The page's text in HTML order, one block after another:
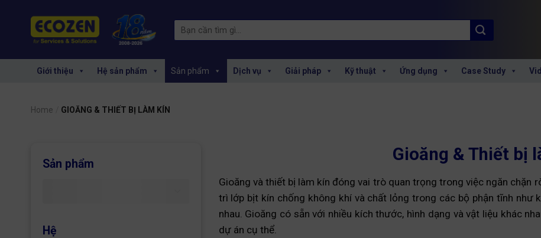
content
Search
for:
Giới thiệu Hệ sản phẩm Sản phẩm Dịch vụ Giải pháp Kỹ thuật Ứng dụng Case Study
Home GIOĂNG & THIẾT BỊ LÀM KÍN
Sản phẩm
Hệ
Gioăng & Thiết bị
Gioăng và thiết bị làm kín đóng vai trò quan trọng trong việc ngăn chặn
trì lớp bịt kín chống không khí và chất lỏng trong các bộ phận tĩnh như
nhau. Gioăng có sẵn với nhiều kích thước, hình dạng và vật liệu khác
dự án cụ thể.